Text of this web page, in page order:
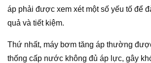
áp phải được xem xét một số yếu tố để
quả và tiết kiệm.
Thứ nhất, máy bơm tăng áp thường
thống cấp nước không đủ áp lực, gây